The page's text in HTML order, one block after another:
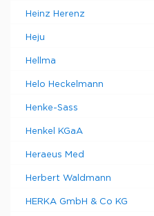
Heinz Herenz
Heju
Hellma
Helo Heckelmann
Henke-Sass
Henkel KGaA
Heraeus Med
Herbert Waldmann
HERKA GmbH & Co KG